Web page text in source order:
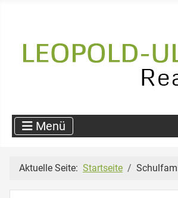
Aktuelle Seite: Startseite